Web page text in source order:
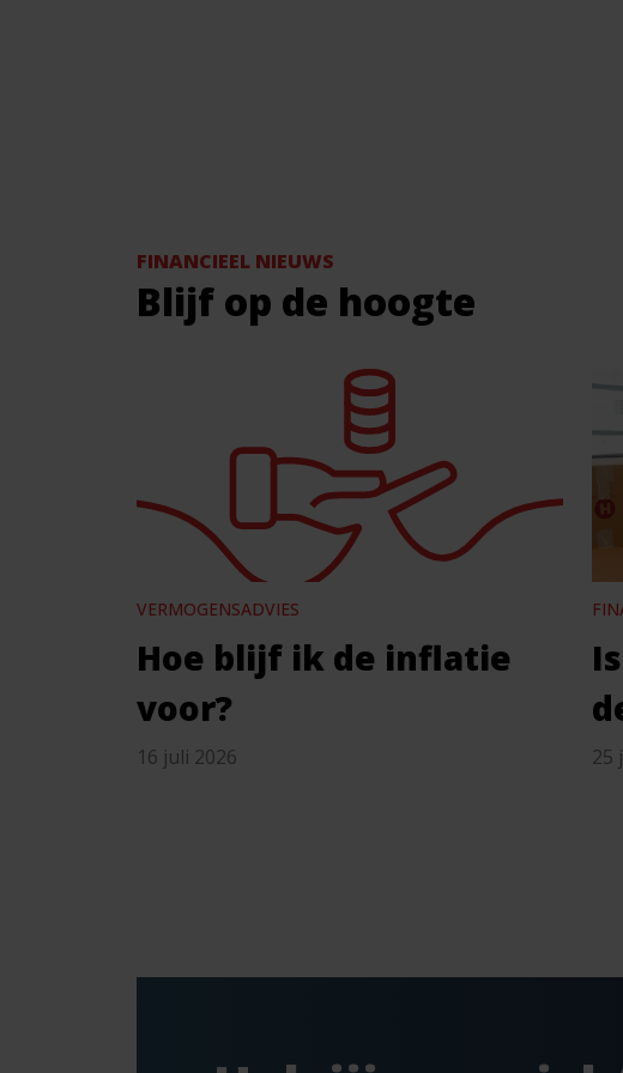
FINANCIEEL NIEUWS
Blijf op de hoogte
VERMOGENSADVIES
Hoe blijf ik de inflatie
voor?
16 juli 2026 25